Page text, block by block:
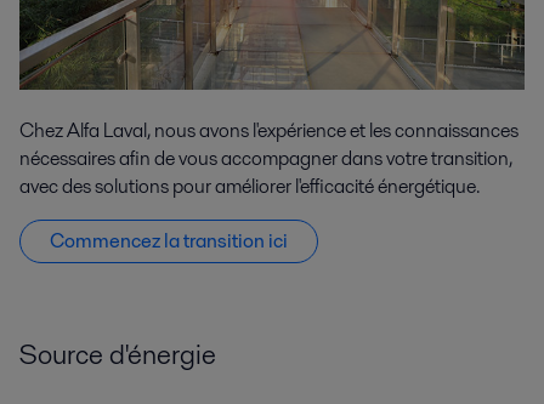
Chez Alfa Laval, nous avons l'expérience et les connaissances
nécessaires afin de vous accompagner dans votre transition,
avec des solutions pour améliorer l'efficacité énergétique.
Commencez la transition ici
Source d'énergie